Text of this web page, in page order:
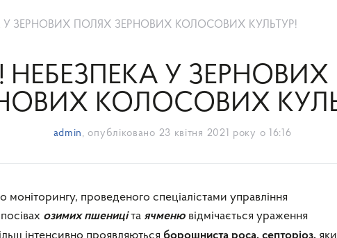
У ЗЕРНОВИХ ПОЛЯХ ЗЕРНОВИХ КОЛОСОВИХ КУЛЬТУР!
НЕБЕЗПЕКА У
КОЛОСОВИХ
admin , опубліковано 23 квітня 2021 року о 16:16
моніторингу, проведеного спеціалістами управління
озимих пшениціта ячменю відмічається ураження